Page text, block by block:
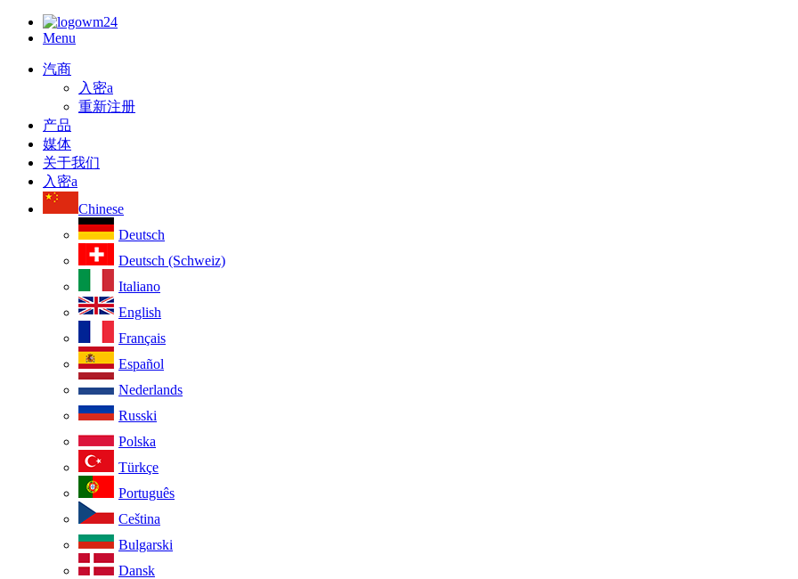
Menu
汽商
入密a
重新注册
产品
媒体
关于我们
入密a
Chinese
Deutsch
Deutsch (Schweiz)
Italiano
English
Français
Español
Nederlands
Russki
Polska
Türkçe
Português
Ceština
Bulgarski
Dansk